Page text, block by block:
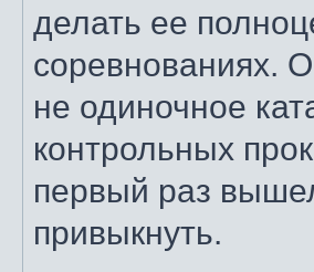
делать ее
соревнованиях.
не одиночное
контрольных
первый раз
привыкнуть.